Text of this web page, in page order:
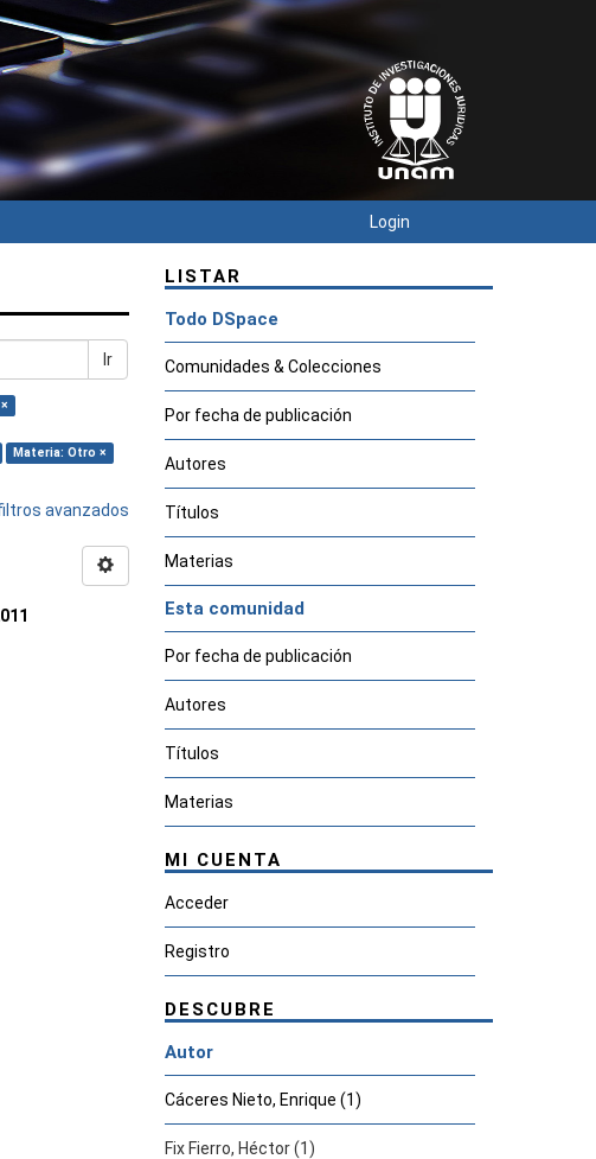
Login
Ir
Materia: Otro ×
avanzados
LISTAR
Todo DSpace
Comunidades & Colecciones
Por fecha de publicación
Autores
Títulos
Materias
Esta comunidad
Por fecha de publicación
Autores
Títulos
Materias
MI CUENTA
Acceder
Registro
DESCUBRE
Autor
Cáceres Nieto, Enrique (1)
Fix Fierro, Héctor (1)